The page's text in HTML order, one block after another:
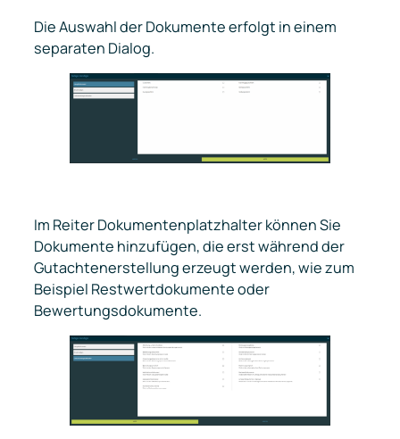
Die Auswahl der Dokumente erfolgt in einem
separaten Dialog.
Im Reiter Dokumentenplatzhalter können Sie
Dokumente hinzufügen, die erst während der
Gutachtenerstellung erzeugt werden, wie zum
Beispiel Restwertdokumente oder
Bewertungsdokumente.